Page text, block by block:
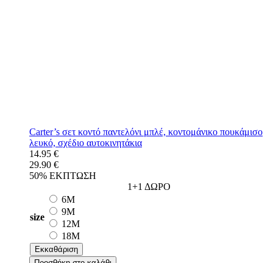
Carter’s σετ κοντό παντελόνι μπλέ, κοντομάνικο πουκάμισο
λευκό, σχέδιο αυτοκινητάκια
14.95 €
29.90 €
50% ΕΚΠΤΩΣΗ
1+1 ΔΩΡΟ
size
6M
9M
12M
18M
Εκκαθάριση